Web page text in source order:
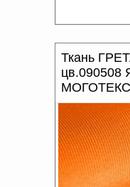
Ткань
цв.090508